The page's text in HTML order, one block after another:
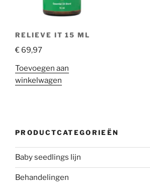
RELIEVE IT 15 ML
€ 69,97
Toevoegen aan
winkelwagen
PRODUCTCATEGORIEËN
Baby seedlings lijn
Behandelingen